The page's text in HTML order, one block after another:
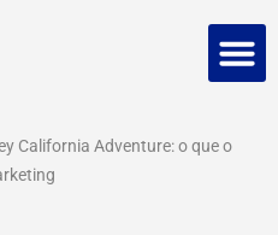
California Adventure: o que o